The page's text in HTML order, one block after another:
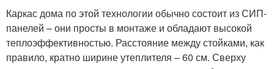
Каркас дома по этой технологии обычно состоит из СИП-
панелей – они просты в монтаже и обладают высокой
теплоэффективностью. Расстояние между стойками, как
правило, кратно ширине утеплителя – 60 см. Сверху